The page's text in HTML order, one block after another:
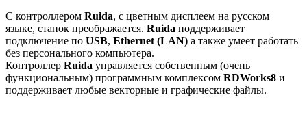
С контроллером Ruida, с цветным дисплеем на русском
языке, станок преображается. Ruida поддерживает
подключение по USB, Ethernet (LAN) а также умеет работать
без персонального компьютера.
Контроллер Ruida управляется собственным (очень
функциональным) программным комплексом RDWorks8 и
поддерживает любые векторные и графические файлы.